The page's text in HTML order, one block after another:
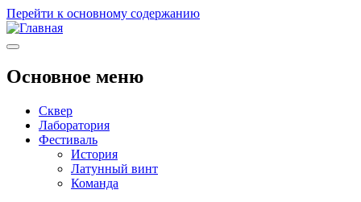
Перейти к основному содержанию
Основное меню
Сквер
Лаборатория
Фестиваль
История
Латунный винт
Команда